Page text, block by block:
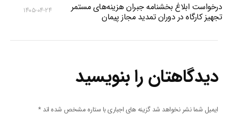
درخواست ابلاغ بخشنامه جبران هزینه‌های مستمر
تجهیز کارگاه در دوران تمدید مجاز پیمان
۱۴۰۵-۰۴-۲۴
دیدگاهتان را بنویسید
ایمیل شما نشر نخواهد شد گزینه های اجباری با ستاره مشخص شده اند*